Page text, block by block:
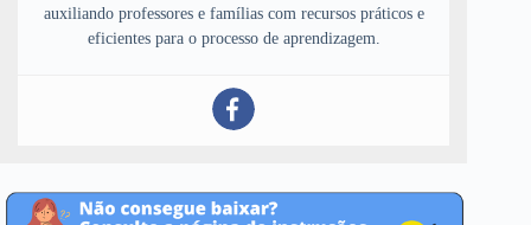
auxiliando professores e famílias com recursos práticos e
eficientes para o processo de aprendizagem.